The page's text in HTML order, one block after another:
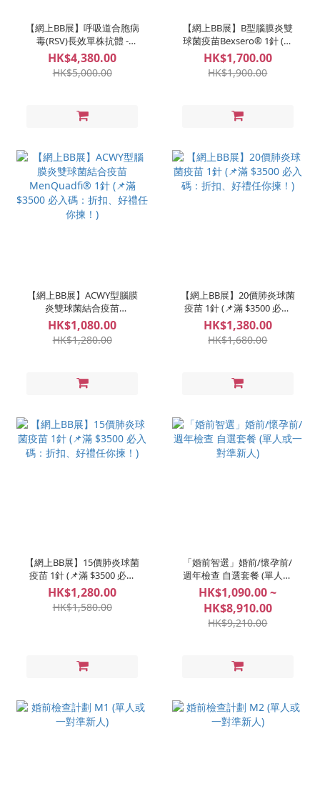
【網上BB展】呼吸道合胞病
毒(RSV)長效單株抗體 -
Sanofi 1針 (📌滿 $3500 必入
碼：折扣、好禮任你揀！)
HK$4,380.00
HK$5,000.00
【網上BB展】B型腦膜炎雙
球菌疫苗Bexsero® 1針 (📌
滿 $3500 必入碼：折扣、好
禮任你揀！)
HK$1,700.00
HK$1,900.00
【網上BB展】ACWY型腦膜
炎雙球菌結合疫苗
MenQuadfi® 1針 (📌滿
$3500 必入碼：折扣、好禮
任你揀！)
HK$1,080.00
HK$1,280.00
【網上BB展】20價肺炎球菌
疫苗 1針 (📌滿 $3500 必入
碼：折扣、好禮任你揀！)
HK$1,380.00
HK$1,680.00
【網上BB展】15價肺炎球菌
疫苗 1針 (📌滿 $3500 必入
碼：折扣、好禮任你揀！)
HK$1,280.00
HK$1,580.00
「婚前智選」婚前/懷孕前/
週年檢查 自選套餐 (單人或
一對準新人)
HK$1,090.00 ~
HK$8,910.00
HK$9,210.00